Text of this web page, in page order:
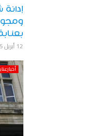
12 أبريل 2025